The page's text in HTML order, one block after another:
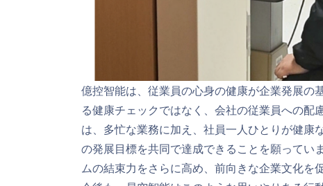
億控智能は、従業員の心身の健康が企業発展の
る健康チェックではなく、会社の従業員への配
は、多忙な業務に加え、社員一人ひとりが健康
の発展目標を共同で達成できることを願ってい
ムの結束力をさらに高め、前向きな企業文化を